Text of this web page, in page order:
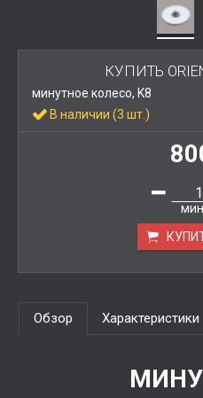
КУПИТЬ
минутное колесо, K8
В наличии (3 шт.)
Обзор Характеристики